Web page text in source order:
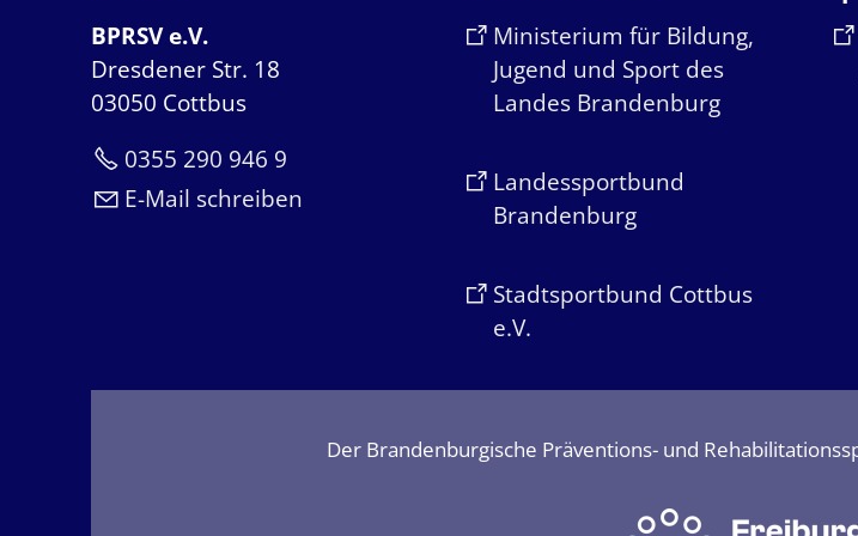
BPRSV e.V.
Dresdener Str. 18
03050 Cottbus
0355 290 946 9
E-Mail schreiben
Ministerium für Bildung,
Jugend und Sport des
Landes Brandenburg
Landessportbund
Brandenburg
Stadtsportbund Cottbus
e.V.
Der Brandenburgische Präventions- und